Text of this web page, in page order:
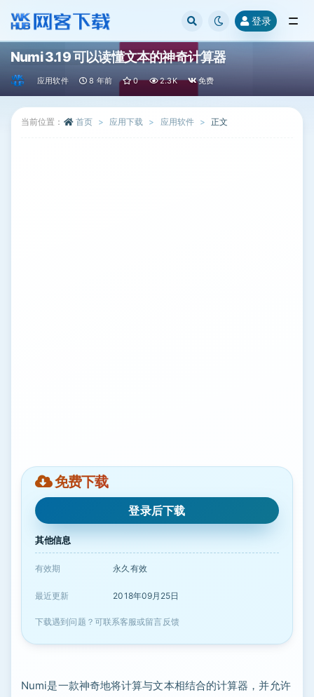
登录
Numi 3.19 可以读懂文本的神奇计算器
应用软件 8 年前 0 2.3K 免费
当前位置： 首页 应用下载 应用软件 正文
免费下载
登录后下载
其他信息
有效期 永久有效
最近更新 2018年09月25日
下载遇到问题？可联系客服或留言反馈
Numi是一款神奇地将计算与文本相结合的计算器，并允许
全部